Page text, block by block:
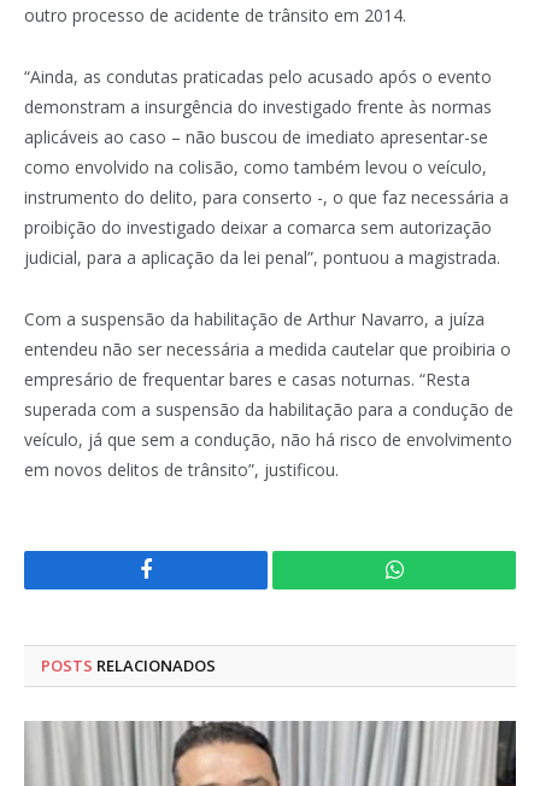
outro processo de acidente de trânsito em 2014.
“Ainda, as condutas praticadas pelo acusado após o evento
demonstram a insurgência do investigado frente às normas
aplicáveis ao caso – não buscou de imediato apresentar-se
como envolvido na colisão, como também levou o veículo,
instrumento do delito, para conserto -, o que faz necessária a
proibição do investigado deixar a comarca sem autorização
judicial, para a aplicação da lei penal”, pontuou a magistrada.
Com a suspensão da habilitação de Arthur Navarro, a juíza
entendeu não ser necessária a medida cautelar que proibiria o
empresário de frequentar bares e casas noturnas. “Resta
superada com a suspensão da habilitação para a condução de
veículo, já que sem a condução, não há risco de envolvimento
em novos delitos de trânsito”, justificou.
Facebook WhatsApp
POSTS RELACIONADOS